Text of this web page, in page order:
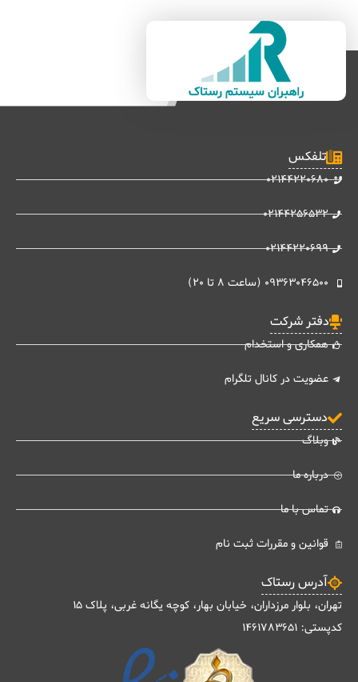
تلفکس
02144220680
02144256532
02144220699
09363046500 (ساعت 8 تا 20)
دفتر شرکت
همکاری و استخدام
عضویت در کانال تلگرام
دسترسی سریع
وبلاگ
درباره ما
تماس با ما
قوانین و مقررات ثبت نام
آدرس رستاک
تهران، بلوار مرزداران، خیابان بهار، کوچه یگانه غربی، پلاک 15
کدپستی: 1461783651